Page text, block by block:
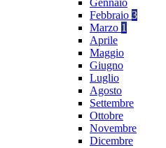
Gennaio
Febbraio 3
Marzo 1
Aprile
Maggio
Giugno
Luglio
Agosto
Settembre
Ottobre
Novembre
Dicembre